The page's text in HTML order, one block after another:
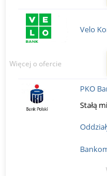
Velo
Więcej o ofercie
PKO
Stałą